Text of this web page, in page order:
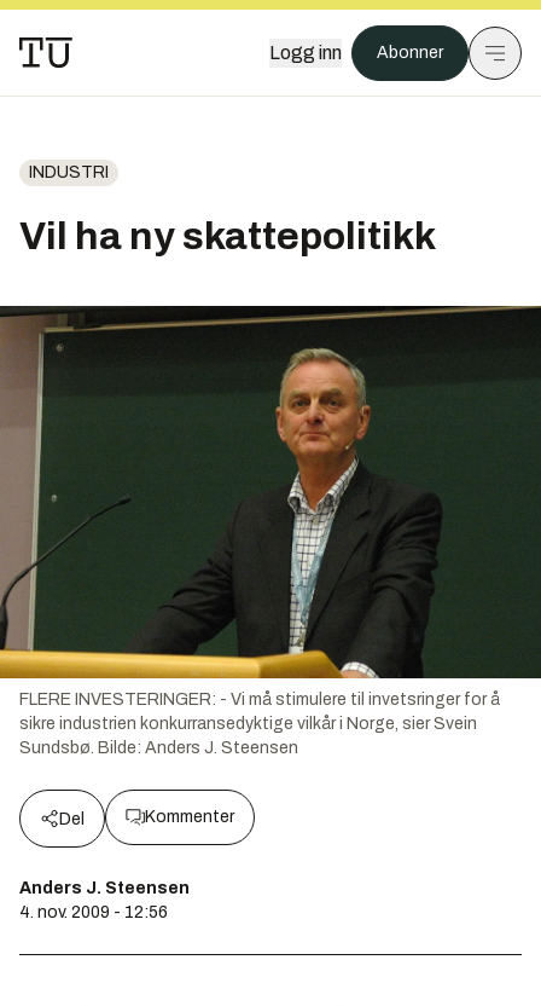
Logg inn Abonner
INDUSTRI
Vil ha ny skattepolitikk
FLERE INVESTERINGER: - Vi må stimulere til invetsringer for å
sikre industrien konkurransedyktige vilkår i Norge, sier Svein
Sundsbø. Bilde: Anders J. Steensen
Del Kommenter
Anders J. Steensen
4. nov. 2009 - 12:56